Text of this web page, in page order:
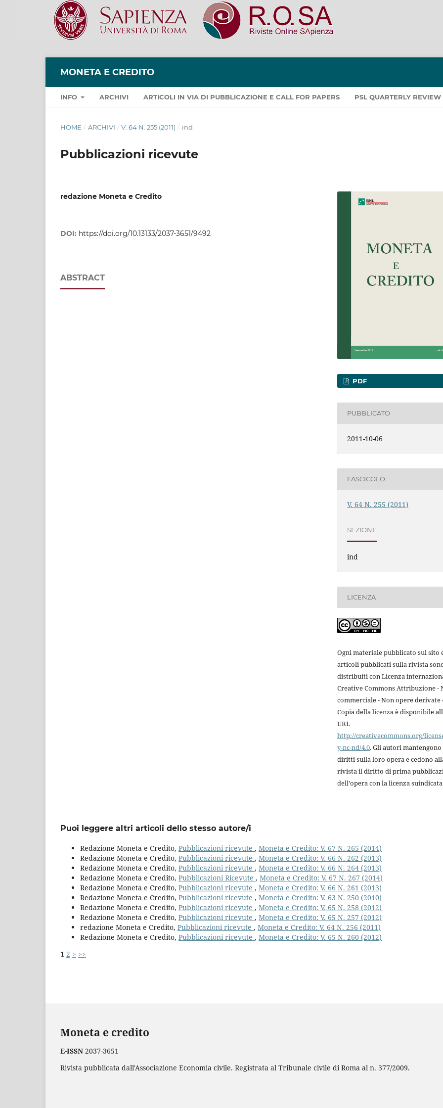
MONETA E CREDITO
INFO ARCHIVI ARTICOLI IN VIA DI PUBBLICAZIONE E CALL FOR PAPERS PSL QUARTERLY REVIEW
HOME / ARCHIVI / V. 64 N. 255 (2011) / ind
Pubblicazioni ricevute
redazione Moneta e Credito
DOI: https://doi.org/10.13133/2037-3651/9492
ABSTRACT
PDF
PUBBLICATO
2011-10-06
FASCICOLO
V. 64 N. 255 (2011)
SEZIONE
ind
LICENZA
Ogni materiale pubblicato sul sito
articoli pubblicati sulla rivista
distribuiti con Licenza
Creative Commons Attribuzione -
commerciale - Non opere derivate
Copia della licenza è disponibile
URL
http://creativecommons.org/
y-nc-nd/4.0. Gli autori mantengono
diritti sulla loro opera e cedono
rivista il diritto di prima
dell'opera con la licenza
Puoi leggere altri articoli dello stesso autore/i
Redazione Moneta e Credito, Pubblicazioni ricevute , Moneta e Credito: V. 67 N. 265 (2014)
Redazione Moneta e Credito, Pubblicazioni ricevute , Moneta e Credito: V. 66 N. 262 (2013)
Redazione Moneta e Credito, Pubblicazioni ricevute , Moneta e Credito: V. 66 N. 264 (2013)
Redazione Moneta e Credito, Pubblicazioni Ricevute , Moneta e Credito: V. 67 N. 267 (2014)
Redazione Moneta e Credito, Pubblicazioni ricevute , Moneta e Credito: V. 66 N. 261 (2013)
Redazione Moneta e Credito, Pubblicazioni ricevute , Moneta e Credito: V. 63 N. 250 (2010)
Redazione Moneta e Credito, Pubblicazioni ricevute , Moneta e Credito: V. 65 N. 258 (2012)
Redazione Moneta e Credito, Pubblicazioni ricevute , Moneta e Credito: V. 65 N. 257 (2012)
redazione Moneta e Credito, Pubblicazioni ricevute , Moneta e Credito: V. 64 N. 256 (2011)
Redazione Moneta e Credito, Pubblicazioni ricevute , Moneta e Credito: V. 65 N. 260 (2012)
1 2 > >>
Moneta e credito
E-ISSN 2037-3651
Rivista pubblicata dall'Associazione Economia civile. Registrata al Tribunale civile di Roma al n. 377/2009.